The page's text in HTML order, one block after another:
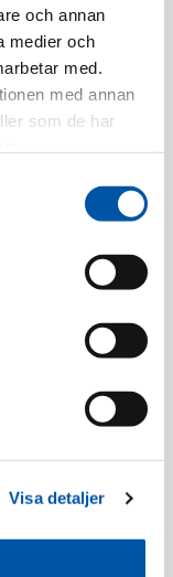
och annan
medier och
med.
med annan
som de har
Visa detaljer